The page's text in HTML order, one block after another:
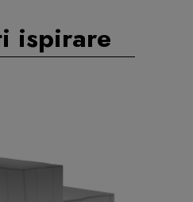
ispirare